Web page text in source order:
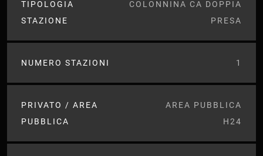
TIPOLOGIA
STAZIONE
COLONNINA CA DOPPIA
PRESA
NUMERO STAZIONI 1
PRIVATO / AREA
PUBBLICA
AREA PUBBLICA
H24